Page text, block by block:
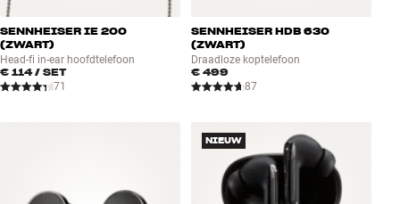
SENNHEISER IE 200
(ZWART)
Head-fi in-ear hoofdtelefoon
€ 114/ SET
71
SENNHEISER HDB 630
(ZWART)
Draadloze koptelefoon
€ 499
87
NIEUW